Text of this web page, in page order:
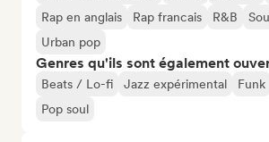
Rap en anglais
Rap francais R&B
Urban pop
Genres qu'ils sont également
Beats / Lo-fi Jazz expérimental Funk
Pop soul